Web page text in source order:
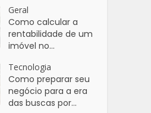
Geral
Como calcular a
rentabilidade de um
imóvel no...
Tecnologia
Como preparar seu
negócio para a era
das buscas por...